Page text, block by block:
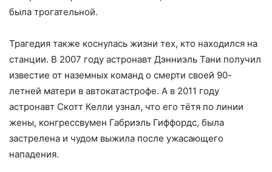
была трогательной.
Трагедия также коснулась жизни тех, кто находился на
станции. В 2007 году астронавт Дэнниэль Тани получил
известие от наземных команд о смерти своей 90-
летней матери в автокатастрофе. А в 2011 году
астронавт Скотт Келли узнал, что его тётя по линии
жены, конгрессвумен Габриэль Гиффордс, была
застрелена и чудом выжила после ужасающего
нападения.